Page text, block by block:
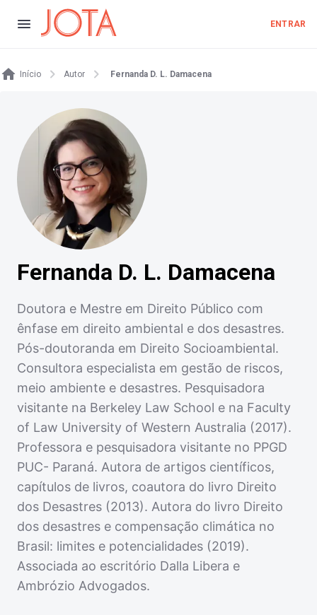
ENTRAR
Início Autor Fernanda D. L. Damacena
Fernanda D. L. Damacena
Doutora e Mestre em Direito Público com
ênfase em direito ambiental e dos desastres.
Pós-doutoranda em Direito Socioambiental.
Consultora especialista em gestão de riscos,
meio ambiente e desastres. Pesquisadora
visitante na Berkeley Law School e na Faculty
of Law University of Western Australia (2017).
Professora e pesquisadora visitante no PPGD
PUC- Paraná. Autora de artigos científicos,
capítulos de livros, coautora do livro Direito
dos Desastres (2013). Autora do livro Direito
dos desastres e compensação climática no
Brasil: limites e potencialidades (2019).
Associada ao escritório Dalla Libera e
Ambrózio Advogados.